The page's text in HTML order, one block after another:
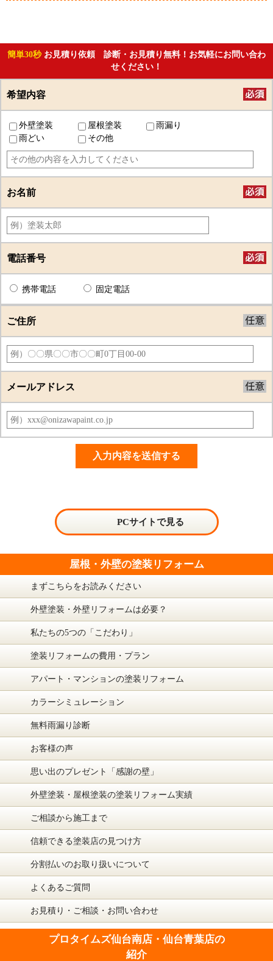
簡単30秒 お見積り依頼 診断・お見積り無料！お気軽にお問い合わ
せください！
希望内容
外壁塗装 屋根塗装
雨漏り
雨どい
その他
お名前
電話番号
携帯電話 固定電話
ご住所
メールアドレス
PCサイトで見る
屋根・外壁の塗装リフォーム
まずこちらをお読みください
外壁塗装・外壁リフォームは必要？
私たちの5つの「こだわり」
塗装リフォームの費用・プラン
アパート・マンションの塗装リフォーム
カラーシミュレーション
無料雨漏り診断
お客様の声
思い出のプレゼント「感謝の壁」
外壁塗装・屋根塗装の塗装リフォーム実績
ご相談から施工まで
信頼できる塗装店の見つけ方
分割払いのお取り扱いについて
よくあるご質問
お見積り・ご相談・お問い合わせ
プロタイムズ仙台南店・仙台青葉店の
紹介